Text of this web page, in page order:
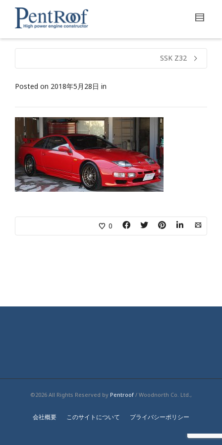
SSK Z32
Posted on 2018年5月28日 in
0
©2026 All Rights Reserved by Pentroof / Woodnorth Co. Ltd.,
会社概要 このサイトについて プライバシーポリシー